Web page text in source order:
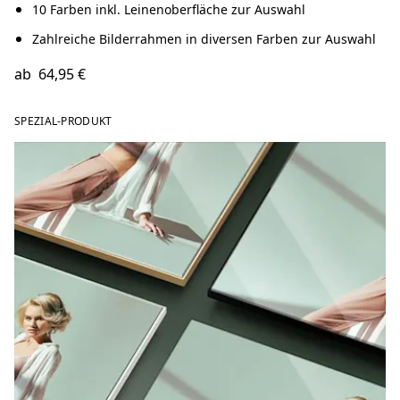
10 Farben inkl. Leinenoberfläche zur Auswahl
Zahlreiche Bilderrahmen in diversen Farben zur Auswahl
ab 64,95 €
SPEZIAL-PRODUKT